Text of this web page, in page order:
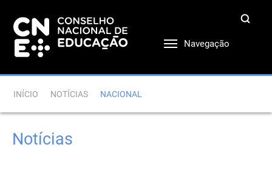
Navegação
INÍCIO NOTÍCIAS NACIONAL
Notícias